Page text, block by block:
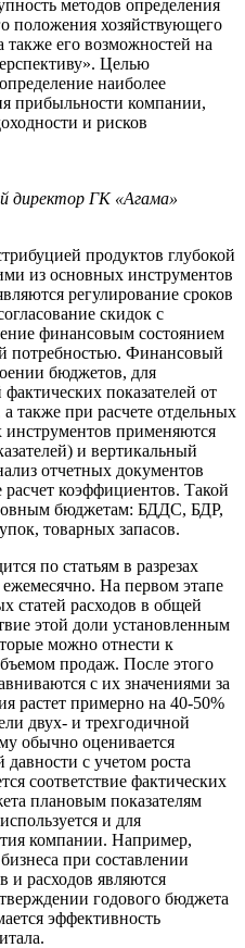
методов определения
положения хозяйствующего
также его возможностей на
Целью
наиболее
прибыльности компании,
и рисков
директор ГК «Агама»
продуктов глубокой
из основных инструментов
регулирование сроков
скидок с
финансовым состоянием
потребностью. Финансовый
бюджетов, для
показателей от
также при расчете отдельных
инструментов применяются
и вертикальный
отчетных документов
расчет коэффициентов. Такой
бюджетам: БДДС, БДР,
товарных запасов.
по статьям в разрезах
На первом этапе
статей расходов в общей
этой доли установленным
можно отнести к
продаж. После этого
с их значениями за
растет примерно на 40-50%
двух- и трехгодичной
обычно оценивается
с учетом роста
соответствие фактических
плановым показателям
и для
компании. Например,
при составлении
и расходов являются
годового бюджета
эффективность